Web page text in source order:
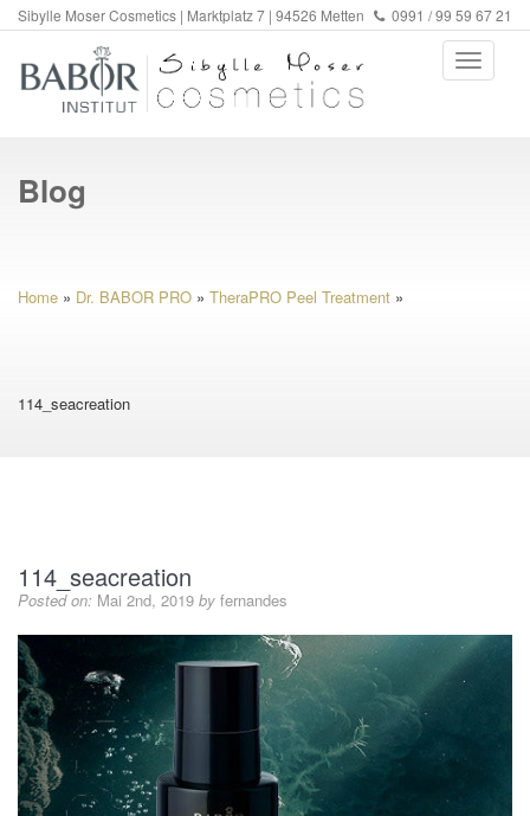
Sibylle Moser Cosmetics | Marktplatz 7 | 94526 Metten 0991 / 99 59 67 21
Blog
Home » Dr. BABOR PRO » TheraPRO Peel Treatment »
114_seacreation
114_seacreation
Posted on: Mai 2nd, 2019 by fernandes